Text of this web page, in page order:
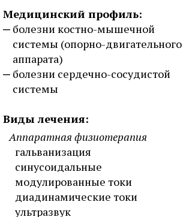
Медицинский профиль:
болезни костно-мышечной
системы (опорно-двигательного
аппарата)
болезни сердечно-сосудистой
системы
Виды лечения:
Аппаратная физиотерапия
гальванизация
синусоидальные
модулированные токи
диадинамические токи
ультразвук